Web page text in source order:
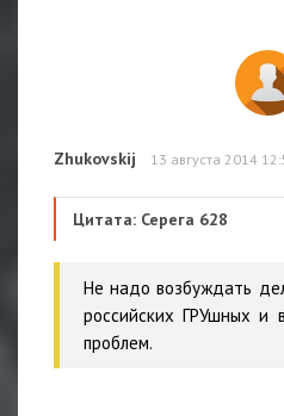
Zhukovskij 13 августа 2014
Цитата: Серега 628
Не надо возбуждать
российских ГРУшных и
проблем.